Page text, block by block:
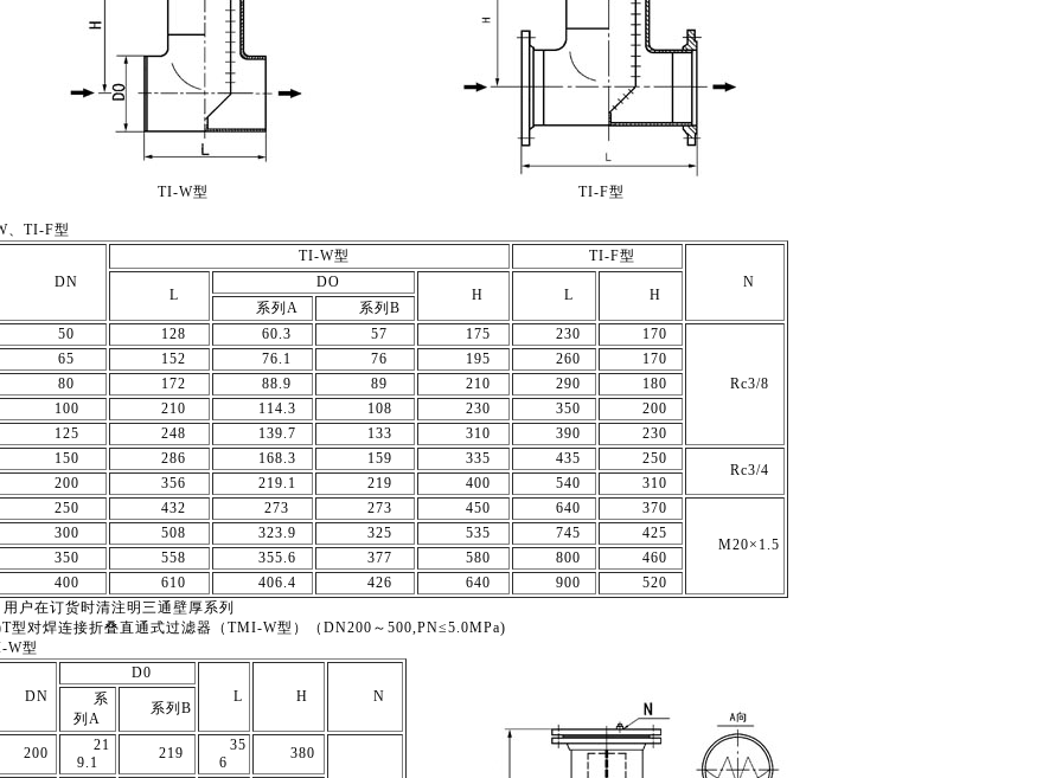
TI-W型 TI-F型
、TI-F型
DN
TI-W型
TI-F型
N
L
DO
H L H
系列A
系列B
50
128 60.3 57 175 230 170
Rc3/8
65 152 76.1 76 195 260
170
80
172 88.9 89 210 290
180
100
210 114.3 108 230 350
200
125
248 139.7 133 310 390
230
150
286 168.3 159 335 435 250
Rc3/4
200 356 219.1 219 400 540
310
250
432 273 273 450 640 370
M20×1.5
300 508 323.9 325 535 745
425
350
558 355.6 377 580 800
460
400
610 406.4 426 640 900
520
用户在订货时清注明三通壁厚系列
型对焊连接折叠直通式过滤器（TMI-W型）（DN200～500,PN≤5.0MPa)
W型
DN
D0
L
H N
系
列A
系列B
200
21
9.1
219
35
6
380